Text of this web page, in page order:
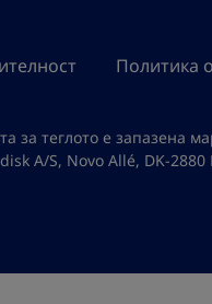
Политика
за теглото е запазена
A/S, Novo Allé, DK-